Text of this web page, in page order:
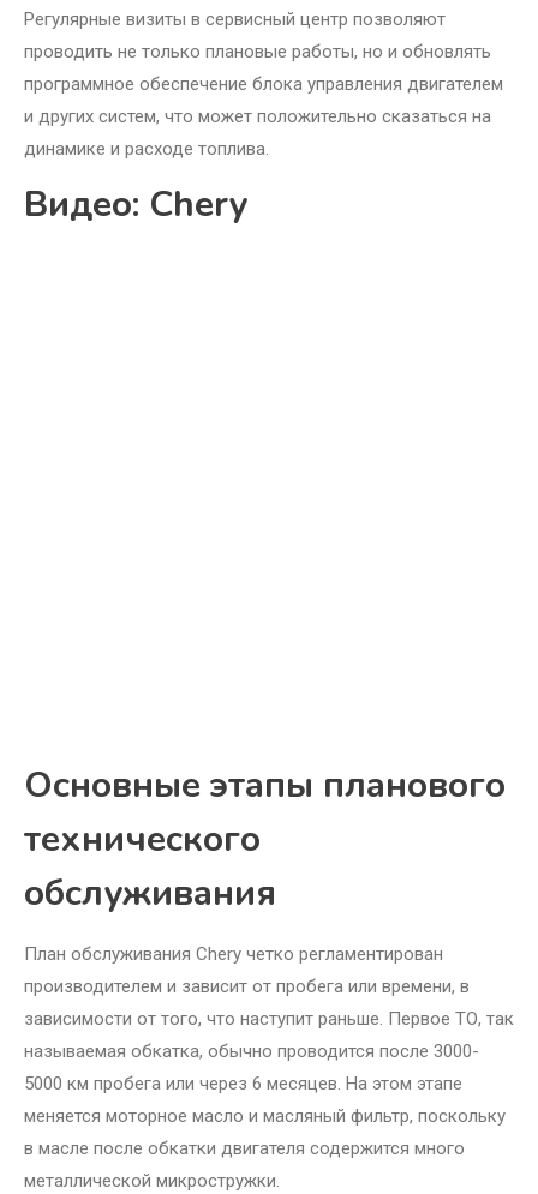
Регулярные визиты в сервисный центр позволяют
проводить не только плановые работы, но и обновлять
программное обеспечение блока управления двигателем
и других систем, что может положительно сказаться на
динамике и расходе топлива.
Видео: Chery
Основные этапы планового
технического
обслуживания
План обслуживания Chery четко регламентирован
производителем и зависит от пробега или времени, в
зависимости от того, что наступит раньше. Первое ТО, так
называемая обкатка, обычно проводится после 3000-
5000 км пробега или через 6 месяцев. На этом этапе
меняется моторное масло и масляный фильтр, поскольку
в масле после обкатки двигателя содержится много
металлической микростружки.